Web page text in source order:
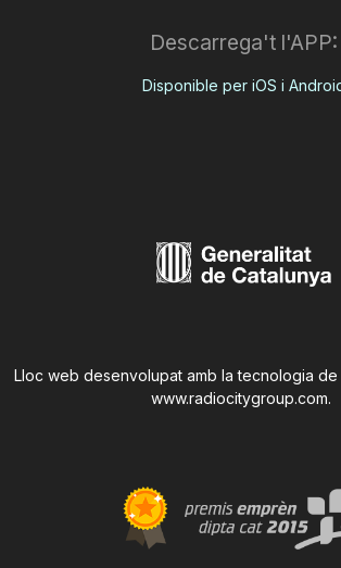
Descarrega't l'APP:
Disponible per iOS i
Lloc web desenvolupat amb la tecnologia de
www.radiocitygroup.com.